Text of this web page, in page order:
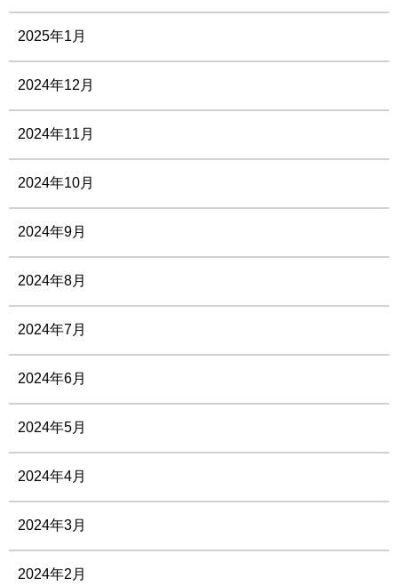
2025年1月
2024年12月
2024年11月
2024年10月
2024年9月
2024年8月
2024年7月
2024年6月
2024年5月
2024年4月
2024年3月
2024年2月